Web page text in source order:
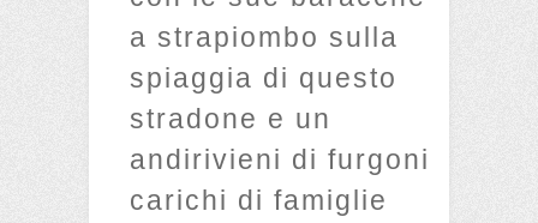
a strapiombo sulla
spiaggia di questo
stradone e un
andirivieni di furgoni
carichi di famiglie